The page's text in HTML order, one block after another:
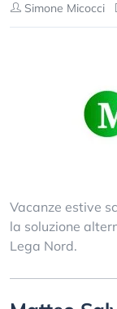
Simone Micocci
Vacanze estive
la soluzione
Lega Nord.